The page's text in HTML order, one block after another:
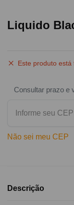
Liquido
Este produto está
Consultar prazo e
Não sei meu CEP
Descrição